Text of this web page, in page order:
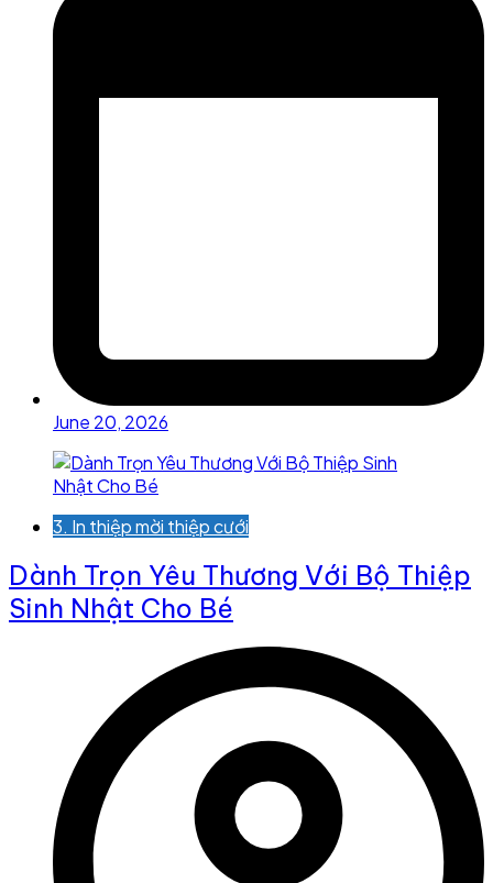
June 20, 2026
3. In thiệp mời thiệp cưới
Dành Trọn Yêu Thương Với Bộ Thiệp
Sinh Nhật Cho Bé